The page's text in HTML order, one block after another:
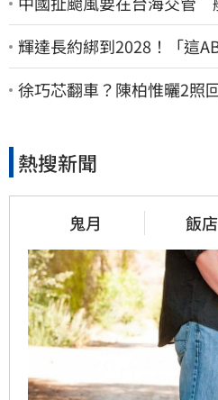
輝達長約綁到2028！「這
看22元 目標價至1000元
徐巧芯翻車？陳柏惟曬2照
熱搜新聞
鬼月 飯店